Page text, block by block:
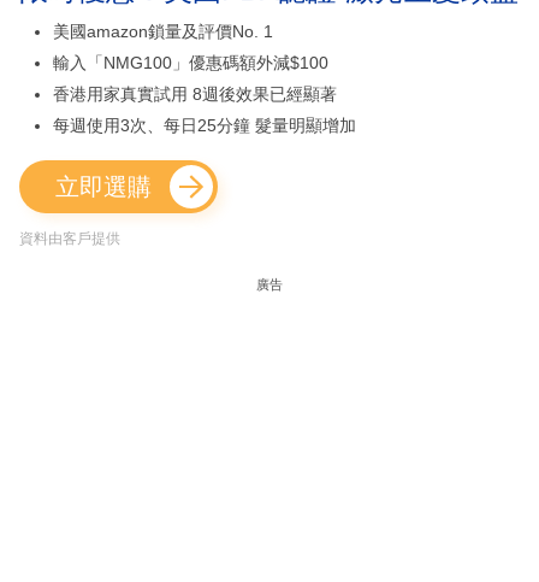
美國amazon鎖量及評價No. 1
輸入「NMG100」優惠碼額外減$100
香港用家真實試用 8週後效果已經顯著
每週使用3次、每日25分鐘 髮量明顯增加
立即選購
資料由客戶提供
廣告